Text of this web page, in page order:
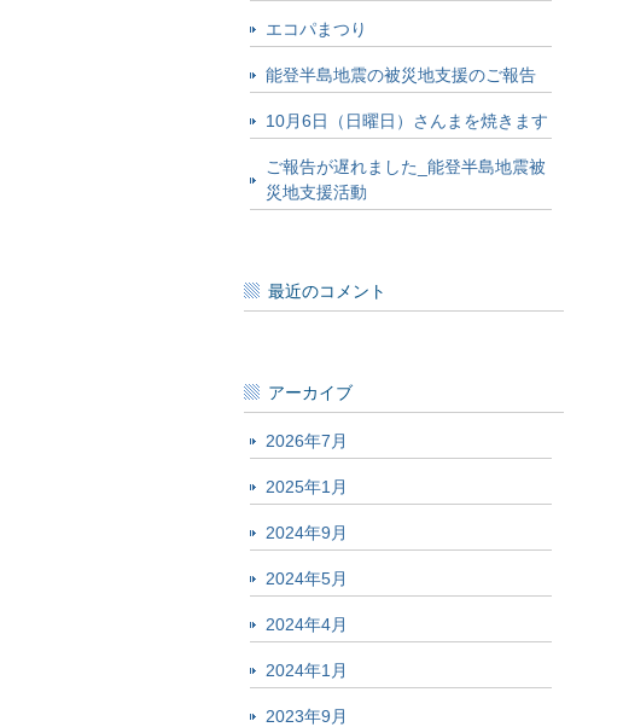
エコパまつり
能登半島地震の被災地支援のご報告
10月6日（日曜日）さんまを焼きます
ご報告が遅れました_能登半島地震被
災地支援活動
最近のコメント
アーカイブ
2026年7月
2025年1月
2024年9月
2024年5月
2024年4月
2024年1月
2023年9月